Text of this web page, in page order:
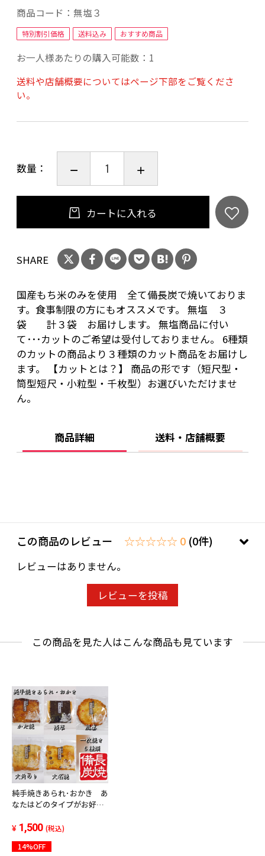
サイズのポストに投函）※投函出来ない場合・
再配達の送料は、お客様負担になりますので必
ずご確認をお願いいたします。負担金（394円着
払い）全ての商品の賞味期限 発送から45日以
降の商品をお届けしております。同一商品の複数
注文の際は、到着が異なりますのでご理解をお
商品コード： 無塩３
特別割引価格 送料込み おすすめ商品
お一人様あたりの購入可能数：1
送料や店舗概要についてはページ下部をご覧くださ
い。
数量：
カートに入れる
SHARE
国産もち米のみを使用 全て備長炭で焼いておりま
す。食事制限の方にもオススメです。 無塩 ３
袋 計３袋 お届けします。 無塩商品に付い
て･･･カットのご希望は受付しておりません。 6種類
のカットの商品より３種類のカット商品をお届けし
ます。 【カットとは？】 商品の形です（短尺型・
筒型短尺・小粒型・千枚型）お選びいただけませ
ん。
商品詳細 送料・店舗概要
この商品のレビュー ☆☆☆☆☆ 0 (0件)
レビューはありません。
レビューを投稿
この商品を見た人はこんな商品も見ています
純手焼きあられ･おかき あ
なたはどのタイプがお好
【送料込み】【A4サイズの
1,500 (税込)
14%OFF